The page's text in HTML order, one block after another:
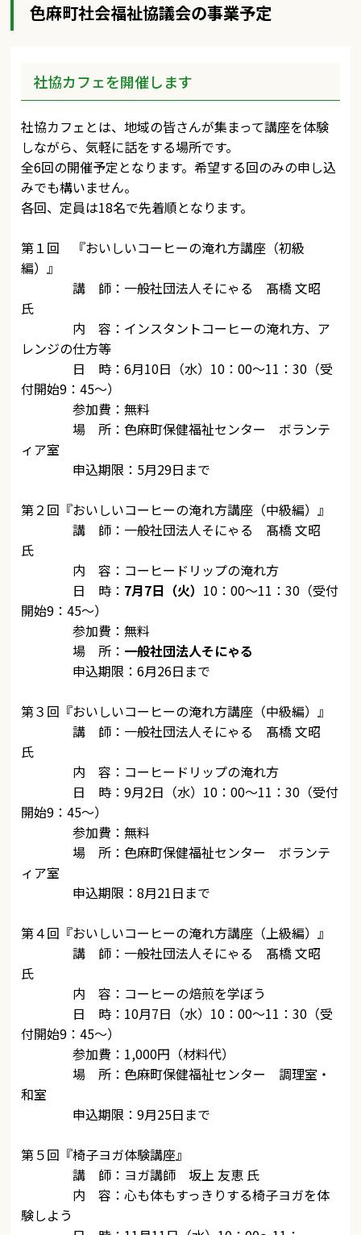
色麻町社会福祉協議会の事業予定
社協カフェを開催します
社協カフェとは、地域の皆さんが集まって講座を体験
しながら、気軽に話をする場所です。
全6回の開催予定となります。希望する回のみの申し込
みでも構いません。
各回、定員は18名で先着順となります。
第１回 『おいしいコーヒーの淹れ方講座（初級
編）』
講 師：一般社団法人そにゃる 髙橋 文昭
氏
内 容：インスタントコーヒーの淹れ方、ア
レンジの仕方等
日 時：6月10日（水）10：00～11：30（受
付開始9：45～）
参加費：無料
場 所：色麻町保健福祉センター ボランテ
ィア室
申込期限：5月29日まで
第２回『おいしいコーヒーの淹れ方講座（中級編）』
講 師：一般社団法人そにゃる 髙橋 文昭
氏
内 容：コーヒードリップの淹れ方
日 時： 7月7日（火） 10：00～11：30（受付
開始9：45～）
参加費：無料
場 所： 一般社団法人そにゃる
申込期限：6月26日まで
第３回『おいしいコーヒーの淹れ方講座（中級編）』
講 師：一般社団法人そにゃる 髙橋 文昭
氏
内 容：コーヒードリップの淹れ方
日 時：9月2日（水）10：00～11：30（受付
開始9：45～）
参加費：無料
場 所：色麻町保健福祉センター ボランテ
ィア室
申込期限：8月21日まで
第４回『おいしいコーヒーの淹れ方講座（上級編）』
講 師：一般社団法人そにゃる 髙橋 文昭
氏
内 容：コーヒーの焙煎を学ぼう
日 時：10月7日（水）10：00～11：30（受
付開始9：45～）
参加費：1,000円（材料代）
場 所：色麻町保健福祉センター 調理室・
和室
申込期限：9月25日まで
第５回『椅子ヨガ体験講座』
講 師：ヨガ講師 坂上 友恵 氏
内 容：心も体もすっきりする椅子ヨガを体
験しよう